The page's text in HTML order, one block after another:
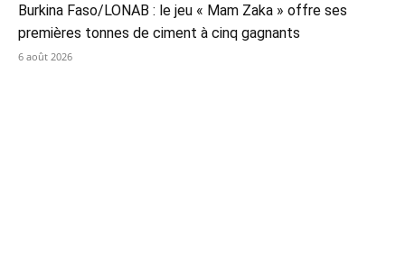
Burkina Faso/LONAB : le jeu « Mam Zaka » offre ses
premières tonnes de ciment à cinq gagnants
6 août 2026